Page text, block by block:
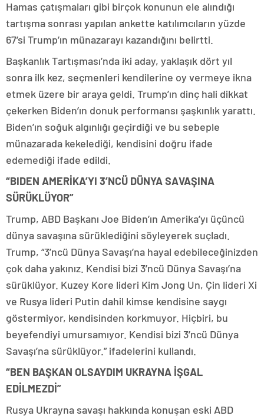
Hamas çatışmaları gibi birçok konunun ele alındığı
tartışma sonrası yapılan ankette katılımcıların yüzde
67’si Trump’ın münazarayı kazandığını belirtti.
Başkanlık Tartışması’nda iki aday, yaklaşık dört yıl
sonra ilk kez, seçmenleri kendilerine oy vermeye ikna
etmek üzere bir araya geldi. Trump’ın dinç hali dikkat
çekerken Biden’ın donuk performansı şaşkınlık yarattı.
Biden’ın soğuk algınlığı geçirdiği ve bu sebeple
münazarada kekelediği, kendisini doğru ifade
edemediği ifade edildi.
“BIDEN AMERİKA’YI 3’NCÜ DÜNYA SAVAŞINA
SÜRÜKLÜYOR”
Trump, ABD Başkanı Joe Biden’ın Amerika’yı üçüncü
dünya savaşına sürüklediğini söyleyerek suçladı.
Trump, “3’ncü Dünya Savaşı’na hayal edebileceğinizden
çok daha yakınız. Kendisi bizi 3’ncü Dünya Savaşı’na
sürüklüyor. Kuzey Kore lideri Kim Jong Un, Çin lideri Xi
ve Rusya lideri Putin dahil kimse kendisine saygı
göstermiyor, kendisinden korkmuyor. Hiçbiri, bu
beyefendiyi umursamıyor. Kendisi bizi 3’ncü Dünya
Savaşı’na sürüklüyor.” ifadelerini kullandı.
“BEN BAŞKAN OLSAYDIM UKRAYNA İŞGAL
EDİLMEZDİ”
Rusya Ukrayna savaşı hakkında konuşan eski ABD